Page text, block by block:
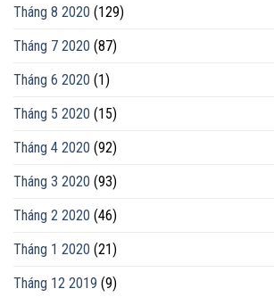
Tháng 8 2020 (129)
Tháng 7 2020 (87)
Tháng 6 2020 (1)
Tháng 5 2020 (15)
Tháng 4 2020 (92)
Tháng 3 2020 (93)
Tháng 2 2020 (46)
Tháng 1 2020 (21)
Tháng 12 2019 (9)